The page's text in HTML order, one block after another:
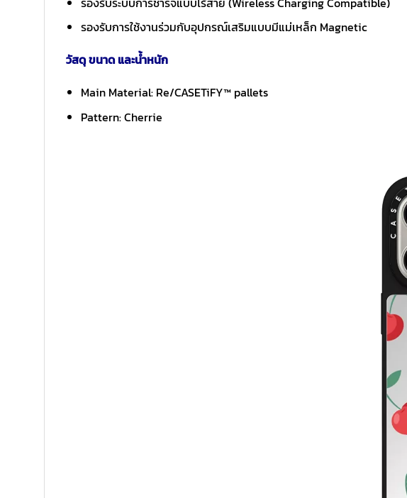
รองรับการใช้งานร่วมกับอุปกรณ์เสริมแบบมีแม่เหล็ก Magnetic
วัสดุ ขนาด และน้ำหนัก
Main Material: Re/CASETiFY™ pallets
Pattern: Cherrie